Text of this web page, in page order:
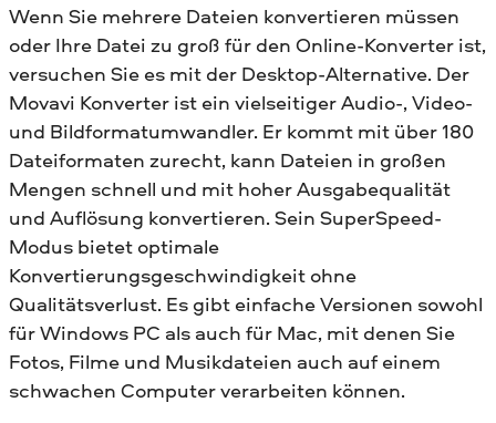
Wenn Sie mehrere Dateien konvertieren müssen
oder Ihre Datei zu groß für den Online-Konverter ist,
versuchen Sie es mit der Desktop-Alternative. Der
Movavi Konverter ist ein vielseitiger Audio-, Video-
und Bildformatumwandler. Er kommt mit über 180
Dateiformaten zurecht, kann Dateien in großen
Mengen schnell und mit hoher Ausgabequalität
und Auflösung konvertieren. Sein SuperSpeed-
Modus bietet optimale
Konvertierungsgeschwindigkeit ohne
Qualitätsverlust. Es gibt einfache Versionen sowohl
für Windows PC als auch für Mac, mit denen Sie
Fotos, Filme und Musikdateien auch auf einem
schwachen Computer verarbeiten können.